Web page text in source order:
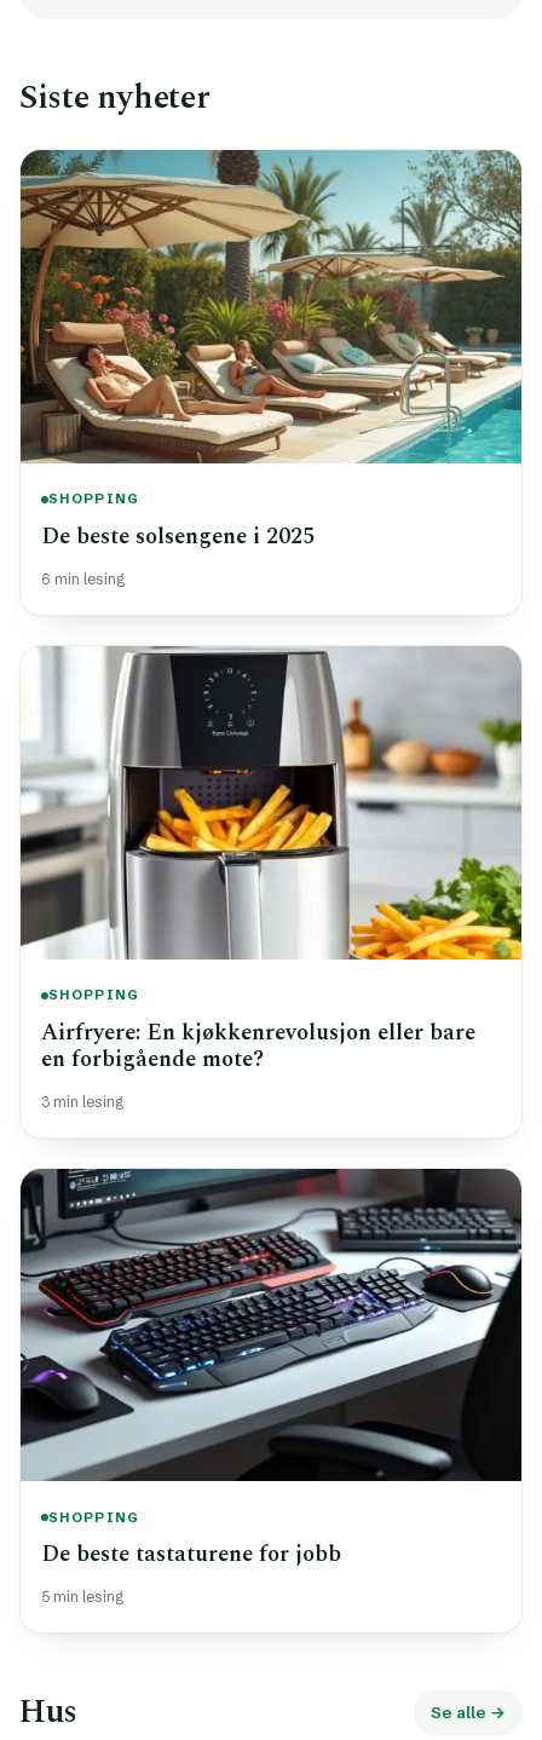
Siste nyheter
SHOPPING
De beste solsengene i 2025
6 min lesing
SHOPPING
Airfryere: En kjøkkenrevolusjon eller bare
en forbigående mote?
3 min lesing
SHOPPING
De beste tastaturene for jobb
5 min lesing
Hus Se alle →